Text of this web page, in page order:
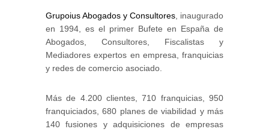
Grupoius Abogados y Consultores , inaugurado
en 1994, es el primer Bufete en España de
Abogados, Consultores, Fiscalistas y
Mediadores expertos en empresa, franquicias
y redes de comercio asociado.
Más de 4.200 clientes, 710 franquicias, 950
franquiciados, 680 planes de viabilidad y más
140 fusiones y adquisiciones de empresas